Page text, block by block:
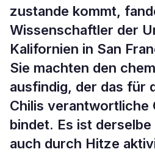
zustande kommt,
Wissenschaftler der
Kalifornien in San
Sie machten den
ausfindig, der das für
Chilis verantwortliche
bindet. Es ist
auch durch Hitze